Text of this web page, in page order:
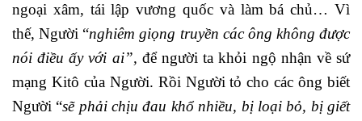
ngoại xâm, tái lập vương quốc và làm bá chủ… Vì
thế, Người “nghiêm giọng truyền các ông không được
nói điều ấy với ai”, để người ta khỏi ngộ nhận về sứ
mạng Kitô của Người. Rồi Người tỏ cho các ông biết
Người “sẽ phải chịu đau khổ nhiều, bị loại bỏ, bị giết